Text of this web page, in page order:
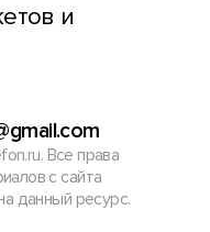
и
Все права
с сайта
данный ресурс.